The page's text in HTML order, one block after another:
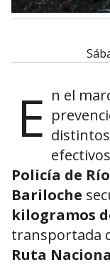
E n el
Policía de
Bariloche
kilogramos
transportada
Ruta